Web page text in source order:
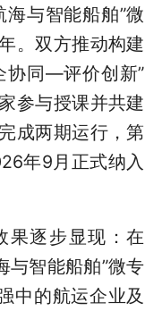
与智能船舶”微
。双方推动构建
同—评价创新”
参与授课并共建
成两期运行，第
年9月正式纳入
逐步显现：在
与智能船舶”微专
中的航运企业及